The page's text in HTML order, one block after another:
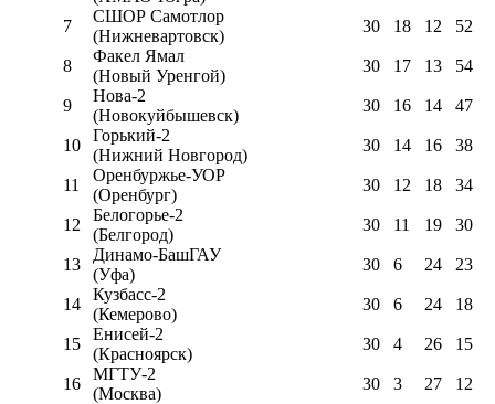
7
СШОР Самотлор
(Нижневартовск)
30 18 12 52
8
Факел Ямал
(Новый Уренгой)
30 17 13 54
9
Нова-2
(Новокуйбышевск)
30 16 14 47
10
Горький-2
(Нижний Новгород)
30 14 16 38
11
Оренбуржье-УОР
(Оренбург)
30 12 18 34
12
Белогорье-2
(Белгород)
30 11 19 30
13
Динамо-БашГАУ
(Уфа)
30 6 24 23
14
Кузбасс-2
(Кемерово)
30 6 24 18
15
Енисей-2
(Красноярск)
30 4 26 15
16
МГТУ-2
(Москва)
30 3 27 12